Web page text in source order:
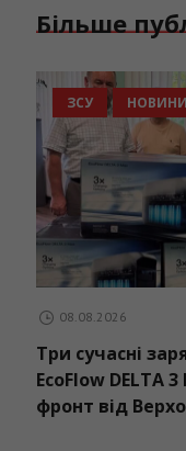
Більше
НОВИНИ ГРОМАД
08.08.2026
Автопарк
поповнив ще
автобус